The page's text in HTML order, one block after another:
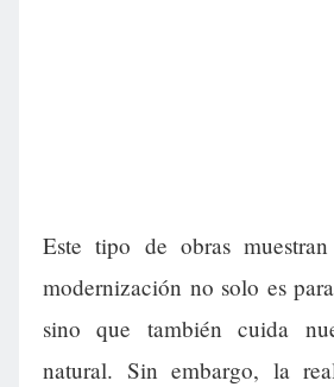
Este tipo de obras
modernización no solo es
sino que también cuida
natural. Sin embargo, la